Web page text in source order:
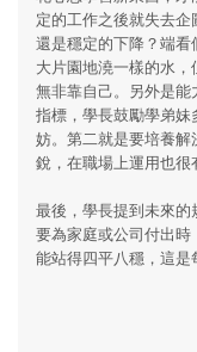
定的工作之後就失去
還是穩定的下降？端
大片園地澆一樣的水
無非靠自己。另外是
指標，學長鼓勵學弟
妨。第二就是要培養
銳，在職場上運用也很
最後，學長提到未來
要為家庭或公司付出
能站得四平八穩，這是